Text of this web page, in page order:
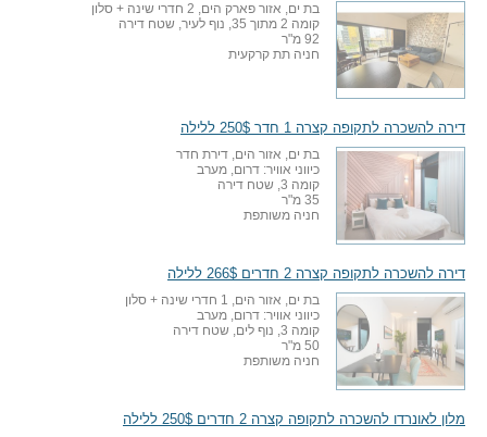
בת ים, אזור פארק הים, 2 חדרי שינה + סלון
קומה 2 מתוך 35, נוף לעיר, שטח דירה
92 מ"ר
חניה תת קרקעית
דירה להשכרה לתקופה קצרה 1 חדר 250$ ללילה
בת ים, אזור הים, דירת חדר
כיווני אוויר: דרום, מערב
קומה 3, שטח דירה
35 מ"ר
חניה משותפת
דירה להשכרה לתקופה קצרה 2 חדרים 266$ ללילה
בת ים, אזור הים, 1 חדרי שינה + סלון
כיווני אוויר: דרום, מערב
קומה 3, נוף לים, שטח דירה
50 מ"ר
חניה משותפת
מלון לאונרדו להשכרה לתקופה קצרה 2 חדרים 250$ ללילה